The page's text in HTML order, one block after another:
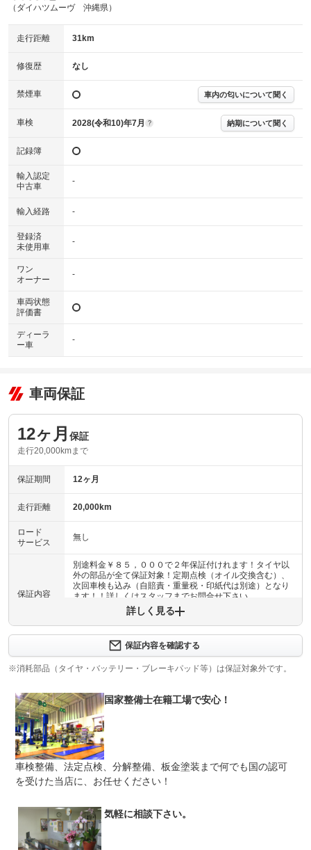
下さい。
および表示項目が異なる場合がございます。
※グー鑑定の評価はあくまでも記載している鑑定日の鑑定結果となりま
（ダイハツムーヴ 沖縄県）
走行距離 31km
修復歴 なし
禁煙車 車内の匂いについて聞く
車検 2028(令和10)年7月 ? 納期について聞く
記録簿
輸入認定
中古車
-
輸入経路 -
登録済
未使用車
-
ワン
オーナー
-
車両状態
評価書
ディーラ
ー車
-
車両保証
12ヶ月 保証
走行20,000kmまで
保証期間 12ヶ月
走行距離 20,000km
ロード
サービス
無し
保証内容
別途料金￥８５，０００で２年保証付けれます！タイヤ以
外の部品が全て保証対象！定期点検（オイル交換含む）、
次回車検も込み（自賠責・重量税・印紙代は別途）となり
ます！！詳しくはスタッフまでお問合せ下さい。
上限金額 -
免責金 無し
保証修理
受付先
-
※商用車は6ヶ月または12ヶ月点検整備付
法定整備
について
-
詳しく見る
保証内容を確認する
※消耗部品（タイヤ・バッテリー・ブレーキパッド等）は保証対象外です。
国家整備士在籍工場で安心！
車検整備、法定点検、分解整備、板金塗装まで何でも国の認可
を受けた当店に、お任せください！
気軽に相談下さい。